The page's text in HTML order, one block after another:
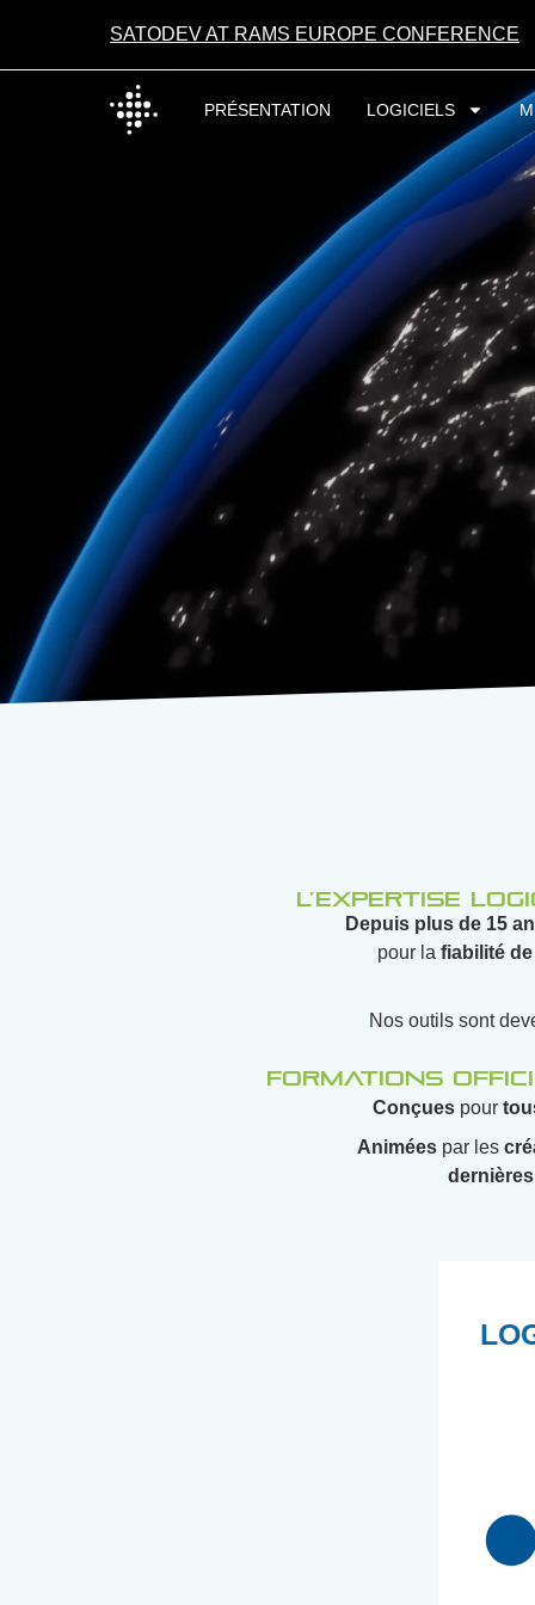
SATODEV AT RAMS EUROPE CONFERENCE
PRÉSENTATION LOGICIELS
L’expertise
Depuis plus de 15
pour la fiabilité
Nos outils sont
Formations
Conçuespour
Animées par les